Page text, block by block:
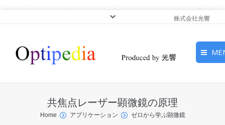
株式会社光響
ピックアップ
共焦点レーザー顕微鏡の原理
You are here:
Home アプリケーション
ゼロから学ぶ顕微鏡